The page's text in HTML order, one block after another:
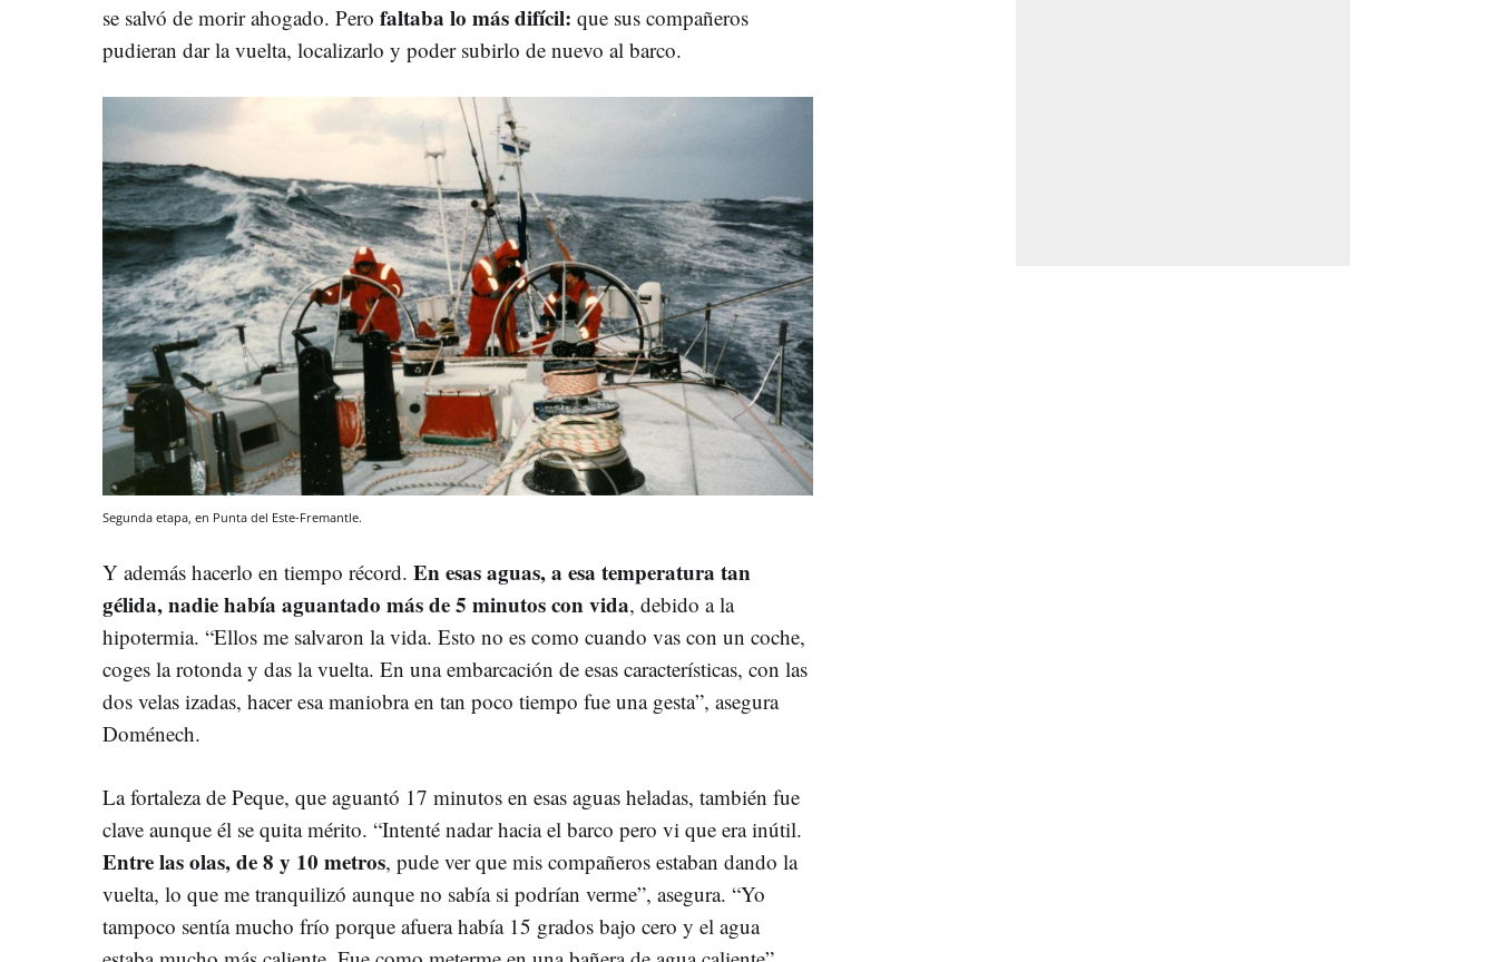
se salvó de morir ahogado. Pero faltaba lo más difícil: que sus compañeros
pudieran dar la vuelta, localizarlo y poder subirlo de nuevo al barco.
Segunda etapa, en Punta del Este-Fremantle.
Y además hacerlo en tiempo récord. En esas aguas, a esa temperatura tan
gélida, nadie había aguantado más de 5 minutos con vida, debido a la
hipotermia. “Ellos me salvaron la vida. Esto no es como cuando vas con un coche,
coges la rotonda y das la vuelta. En una embarcación de esas características, con las
dos velas izadas, hacer esa maniobra en tan poco tiempo fue una gesta”, asegura
Doménech.
La fortaleza de Peque, que aguantó 17 minutos en esas aguas heladas, también fue
clave aunque él se quita mérito. “Intenté nadar hacia el barco pero vi que era inútil.
Entre las olas, de 8 y 10 metros, pude ver que mis compañeros estaban dando la
vuelta, lo que me tranquilizó aunque no sabía si podrían verme”, asegura. “Yo
tampoco sentía mucho frío porque afuera había 15 grados bajo cero y el agua